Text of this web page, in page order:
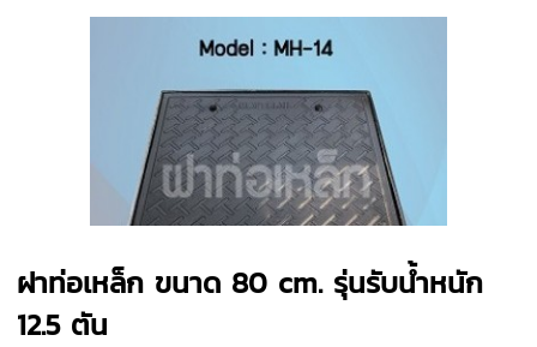
ฝาท่อเหล็ก ขนาด 80 cm. รุ่นรับน้ำหนัก
12.5 ตัน